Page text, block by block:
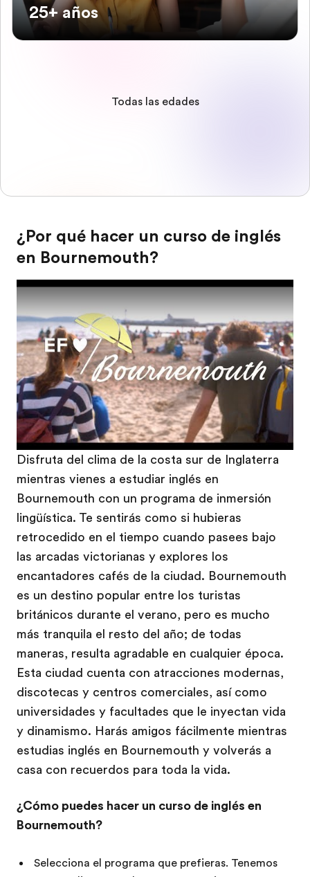
25+ años
Todas las edades
¿Por qué hacer un curso de inglés
en Bournemouth?
Disfruta del clima de la costa sur de Inglaterra
mientras vienes a estudiar inglés en
Bournemouth con un programa de inmersión
lingüística. Te sentirás como si hubieras
retrocedido en el tiempo cuando pasees bajo
las arcadas victorianas y explores los
encantadores cafés de la ciudad. Bournemouth
es un destino popular entre los turistas
británicos durante el verano, pero es mucho
más tranquila el resto del año; de todas
maneras, resulta agradable en cualquier época.
Esta ciudad cuenta con atracciones modernas,
discotecas y centros comerciales, así como
universidades y facultades que le inyectan vida
y dinamismo. Harás amigos fácilmente mientras
estudias inglés en Bournemouth y volverás a
casa con recuerdos para toda la vida.
¿Cómo puedes hacer un curso de inglés en
Bournemouth?
Selecciona el programa que prefieras. Tenemos